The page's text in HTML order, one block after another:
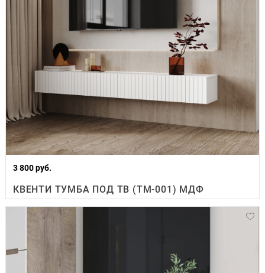
3 800 руб.
КВЕНТИ ТУМБА ПОД ТВ (ТМ-001) МДФ